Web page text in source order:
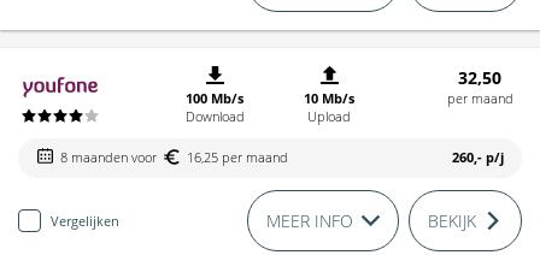
100 Mb/s
Download
10 Mb/s
Upload
32,50
per maand
8 maanden voor 16,25 per maand 260,- p/j
Vergelijken MEER INFO BEKIJK